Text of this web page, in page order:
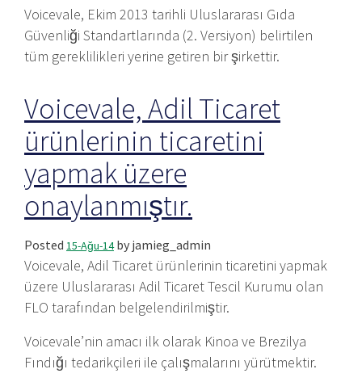
Voicevale, Ekim 2013 tarihli Uluslararası Gıda
Güvenliği Standartlarında (2. Versiyon) belirtilen
tüm gereklilikleri yerine getiren bir şirkettir.
Voicevale, Adil Ticaret
ürünlerinin ticaretini
yapmak üzere
onaylanmıştır.
Posted 15-Ağu-14by jamieg_admin
Voicevale, Adil Ticaret ürünlerinin ticaretini yapmak
üzere Uluslararası Adil Ticaret Tescil Kurumu olan
FLO tarafından belgelendirilmiştir.
Voicevale’nin amacı ilk olarak Kinoa ve Brezilya
Fındığı tedarikçileri ile çalışmalarını yürütmektir.